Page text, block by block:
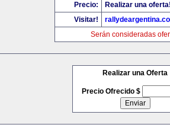
Precio:
Realizar una
Visitar!
Serán consideradas
Realizar una Oferta
Precio Ofrecido $